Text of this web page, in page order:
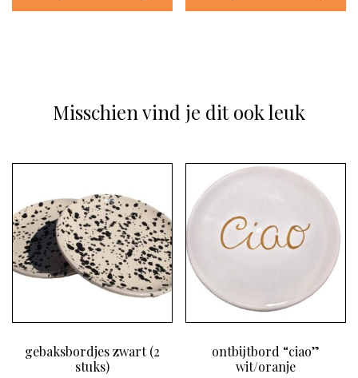
Misschien vind je dit ook leuk
gebaksbordjes zwart (2
stuks)
ontbijtbord “ciao”
wit/oranje